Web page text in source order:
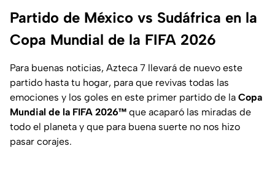
Partido de México vs Sudáfrica en la
Copa Mundial de la FIFA 2026
Para buenas noticias, Azteca 7 llevará de nuevo este
partido hasta tu hogar, para que revivas todas las
emociones y los goles en este primer partido de la Copa
Mundial de la FIFA 2026™ que acaparó las miradas de
todo el planeta y que para buena suerte no nos hizo
pasar corajes.